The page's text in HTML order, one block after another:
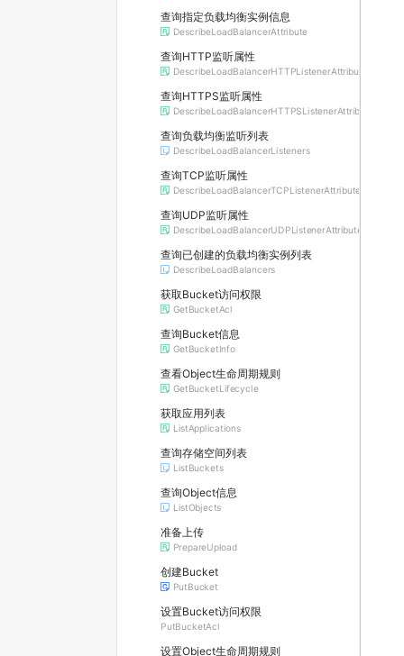
查询指定负载均衡实例信息
DescribeLoadBalancerAttribute
查询HTTP监听属性
DescribeLoadBalancerHTTPListenerAttribute
查询HTTPS监听属性
DescribeLoadBalancerHTTPSListenerAttribute
查询负载均衡监听列表
DescribeLoadBalancerListeners
查询TCP监听属性
DescribeLoadBalancerTCPListenerAttribute
查询UDP监听属性
DescribeLoadBalancerUDPListenerAttribute
查询已创建的负载均衡实例列表
DescribeLoadBalancers
获取Bucket访问权限
GetBucketAcl
查询Bucket信息
GetBucketInfo
查看Object生命周期规则
GetBucketLifecycle
获取应用列表
ListApplications
查询存储空间列表
ListBuckets
查询Object信息
ListObjects
准备上传
PrepareUpload
创建Bucket
PutBucket
设置Bucket访问权限
PutBucketAcl
设置Object生命周期规则